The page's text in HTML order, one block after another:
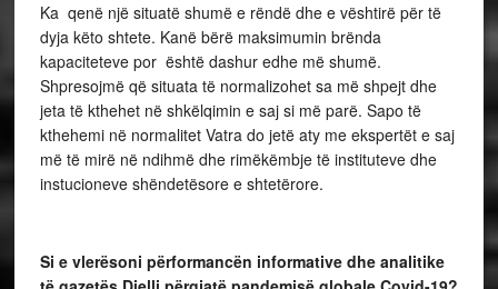
Ka qenë një situatë shumë e rëndë dhe e vështirë për të
dyja këto shtete. Kanë bërë maksimumin brënda
kapaciteteve por është dashur edhe më shumë.
Shpresojmë që situata të normalizohet sa më shpejt dhe
jeta të kthehet në shkëlqimin e saj si më parë. Sapo të
kthehemi në normalitet Vatra do jetë aty me ekspertët e saj
më të mirë në ndihmë dhe rimëkëmbje të instituteve dhe
instucioneve shëndetësore e shtetërore.
Si e vlerësoni përformancën informative dhe analitike